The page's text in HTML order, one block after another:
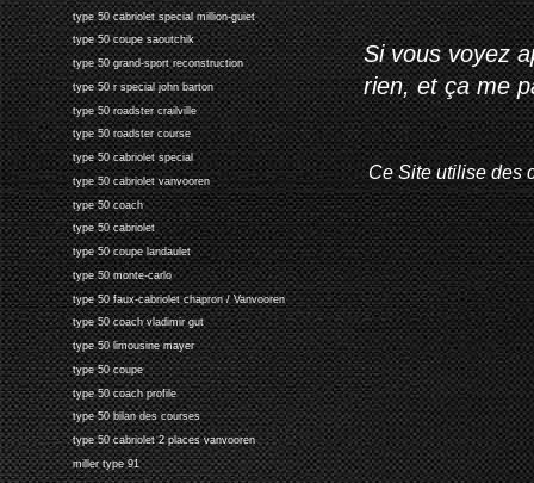
type 50 cabriolet special million-guiet
type 50 coupe saoutchik
type 50 grand-sport reconstruction
type 50 r special john barton
type 50 roadster crailville
type 50 roadster course
type 50 cabriolet special
type 50 cabriolet vanvooren
type 50 coach
type 50 cabriolet
type 50 coupe landaulet
type 50 monte-carlo
type 50 faux-cabriolet chapron / Vanvooren
type 50 coach vladimir gut
type 50 limousine mayer
type 50 coupe
type 50 coach profile
type 50 bilan des courses
type 50 cabriolet 2 places vanvooren
miller type 91
Si vous voyez
rien, et ça me
Ce Site utilise des